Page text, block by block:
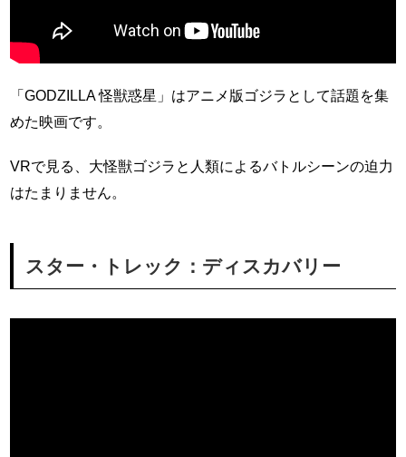
「GODZILLA 怪獣惑星」はアニメ版ゴジラとして話題を集
めた映画です。
VRで見る、大怪獣ゴジラと人類によるバトルシーンの迫力
はたまりません。
スター・トレック：ディスカバリー